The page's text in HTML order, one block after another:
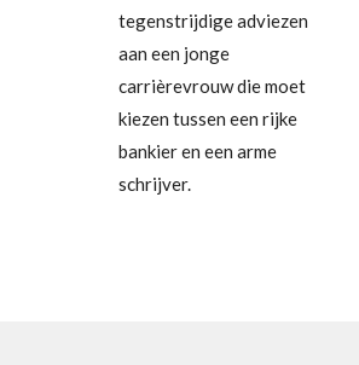
tegenstrijdige adviezen
aan een jonge
carrièrevrouw die moet
kiezen tussen een rijke
bankier en een arme
schrijver.